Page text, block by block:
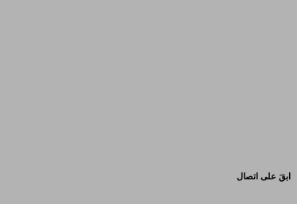
ابقَ على اتصال